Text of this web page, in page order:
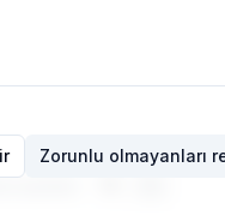
Zorunlu olmayanları